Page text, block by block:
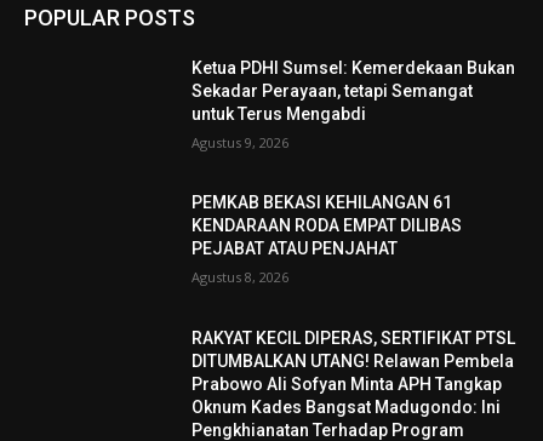
POPULAR POSTS
Ketua PDHI Sumsel: Kemerdekaan Bukan
Sekadar Perayaan, tetapi Semangat
untuk Terus Mengabdi
Agustus 9, 2026
PEMKAB BEKASI KEHILANGAN 61
KENDARAAN RODA EMPAT DILIBAS
PEJABAT ATAU PENJAHAT
Agustus 8, 2026
RAKYAT KECIL DIPERAS, SERTIFIKAT PTSL
DITUMBALKAN UTANG! Relawan Pembela
Prabowo Ali Sofyan Minta APH Tangkap
Oknum Kades Bangsat Madugondo: Ini
Pengkhianatan Terhadap Program